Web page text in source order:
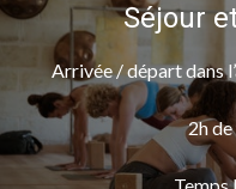
Séjour
Arrivée / départ dans
2h